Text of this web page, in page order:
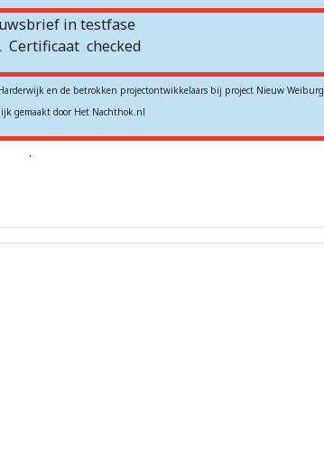
in testfase
Certificaat checked
en de betrokken projectontwikkelaars bij project Nieuw Weiburg
gemaakt door Het Nachthok.nl
.